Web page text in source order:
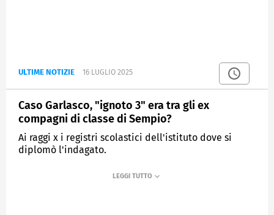
ULTIME NOTIZIE 16 LUGLIO 2025
Caso Garlasco, "ignoto 3" era tra gli ex
compagni di classe di Sempio?
Ai raggi x i registri scolastici dell'istituto dove si
diplomò l'indagato.